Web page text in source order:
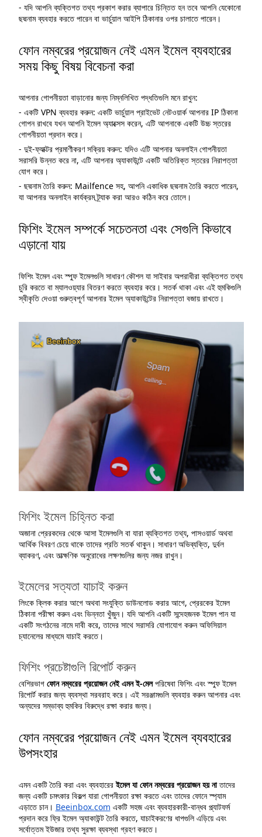
- যদি আপনি ব্যক্তিগত তথ্য প্রকাশ করার ব্যাপারে চিন্তিত হন তবে আপনি যেকোনো
ছদ্মনাম ব্যবহার করতে পারেন বা ভার্চুয়াল আইপি ঠিকানার ওপর চালাতে পারেন।
ফোন নম্বরের প্রয়োজন নেই এমন ইমেল ব্যবহারের
সময় কিছু বিষয় বিবেচনা করা
আপনার গোপনীয়তা বাড়ানোর জন্য নিম্নলিখিত পদ্ধতিগুলি মনে রাখুন:
- একটি VPN ব্যবহার করুন: একটি ভার্চুয়াল প্রাইভেট নেটওয়ার্ক আপনার IP ঠিকানা
গোপন রাখবে যখন আপনি ইমেল অ্যাক্সেস করেন, এটি আপনাকে একটি উচ্চ স্তরের
গোপনীয়তা প্রদান করে।
- দুই-ফ্যাক্টর প্রমাণীকরণ সক্রিয় করুন: যদিও এটি আপনার অনলাইন গোপনীয়তা
সরাসরি উন্নত করে না, এটি আপনার অ্যাকাউন্টে একটি অতিরিক্ত স্তরের নিরাপত্তা
যোগ করে।
- ছদ্মনাম তৈরি করুন: Mailfence সহ, আপনি একাধিক ছদ্মনাম তৈরি করতে পারেন,
যা আপনার অনলাইন কার্যক্রম ট্র্যাক করা আরও কঠিন করে তোলে।
ফিশিং ইমেল সম্পর্কে সচেতনতা এবং সেগুলি কিভাবে
এড়ানো যায়
ফিশিং ইমেল এবং স্পুফ ইমেলগুলি সাধারণ কৌশল যা সাইবার অপরাধীরা ব্যক্তিগত তথ্য
চুরি করতে বা ম্যালওয়্যার বিতরণ করতে ব্যবহার করে। সতর্ক থাকা এবং এই হুমকিগুলি
স্বীকৃতি দেওয়া গুরুত্বপূর্ণ আপনার ইমেল অ্যাকাউন্টের নিরাপত্তা বজায় রাখতে।
ফিশিং ইমেল চিহ্নিত করা
অজানা প্রেরকদের থেকে আসা ইমেলগুলি বা যারা ব্যক্তিগত তথ্য, পাসওয়ার্ড অথবা
আর্থিক বিবরণ চেয়ে থাকে তাদের প্রতি সতর্ক থাকুন। সাধারণ অভিব্যক্তি, দুর্বল
ব্যাকরণ, এবং তাত্ক্ষণিক অনুরোধের লক্ষণগুলির জন্য নজর রাখুন।
ইমেলের সত্যতা যাচাই করুন
লিংকে ক্লিক করার আগে অথবা সংযুক্তি ডাউনলোড করার আগে, প্রেরকের ইমেল
ঠিকানা পরীক্ষা করুন এবং ভিন্নতা খুঁজুন। যদি আপনি একটি সন্দেহজনক ইমেল পান যা
একটি সংগঠনের নামে দাবী করে, তাদের সাথে সরাসরি যোগাযোগ করুন অফিসিয়াল
চ্যানেলের মাধ্যমে যাচাই করতে।
ফিশিং প্রচেষ্টাগুলি রিপোর্ট করুন
বেশিরভাগ ফোন নম্বরের প্রয়োজন নেই এমন ই-মেলপরিষেবা ফিশিং এবং স্পুফ ইমেল
রিপোর্ট করার জন্য ব্যবস্থা সরবরাহ করে। এই সরঞ্জামগুলি ব্যবহার করুন আপনার এবং
অন্যদের সম্ভাব্য হুমকির বিরুদ্ধে রক্ষা করার জন্য।
ফোন নম্বরের প্রয়োজন নেই এমন ইমেল ব্যবহারের
উপসংহার
এমন একটি তৈরি করা এবং ব্যবহারেরইমেল যা ফোন নম্বরের প্রয়োজন হয় নাতাদের
জন্য একটি চমৎকার বিকল্প যারা গোপনীয়তা রক্ষা করতে এবং তাদের ফোনে স্প্যাম
এড়াতে চান। Beeinbox.com একটি সহজ এবং ব্যবহারকারী-বান্ধব প্ল্যাটফর্ম
প্রদান করে ফ্রি ইমেল অ্যাকাউন্ট তৈরি করতে, যাচাইকরণের ধাপগুলি এড়িয়ে এবং
সর্বোত্তম ইউজার তথ্য সুরক্ষা ব্যবস্থা গ্রহণ করতে।